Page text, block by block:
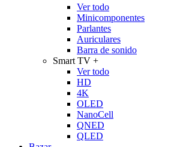
Ver todo
Minicomponentes
Parlantes
Auriculares
Barra de sonido
Smart TV +
Ver todo
HD
4K
OLED
NanoCell
QNED
QLED